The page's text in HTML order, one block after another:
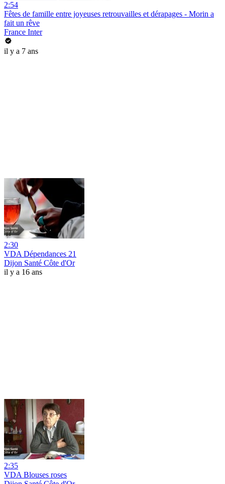
2:54
Fêtes de famille entre joyeuses retrouvailles et dérapages - Morin a
fait un rêve
France Inter
il y a 7 ans
2:30
VDA Dépendances 21
Dijon Santé Côte d'Or
il y a 16 ans
2:35
VDA Blouses roses